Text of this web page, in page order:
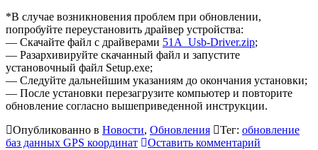
*В случае возникновения проблем при обновлении,
попробуйте переустановить драйвер устройства:
— Скачайте файл с драйверами 51A_Usb-Driver.zip;
— Разархивируйте скачанный файл и запустите
установочный файл Setup.exe;
— Следуйте дальнейшим указаниям до окончания установки;
— После установки перезагрузите компьютер и повторите
обновление согласно вышеприведенной инструкции.
Опубликованно в Новости, Обновления Тег: обновление
баз данных GPS координат
Оставить комментарий